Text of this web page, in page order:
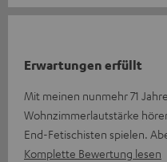
Erwartungen erfüllt
Mit meinen nunmehr 71
Wohnzimmerlautstärke
End-Fetischisten spielen.
Komplette Bewertung lesen